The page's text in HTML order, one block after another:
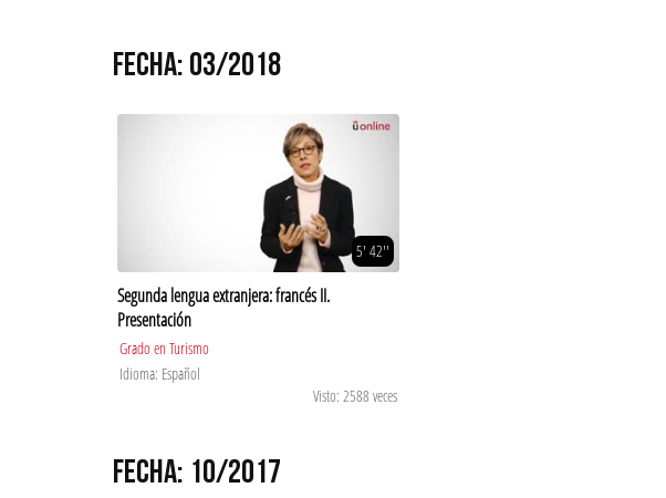
FECHA: 03/2018
5' 42''
Segunda lengua extranjera: francés II.
Presentación
Grado en Turismo
Idioma: Español
Visto: 2588 veces
FECHA: 10/2017